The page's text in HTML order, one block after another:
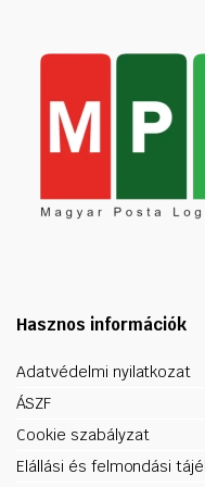
Hasznos információk
Adatvédelmi nyilatkozat
ÁSZF
Cookie szabályzat
Elállási és felmondási